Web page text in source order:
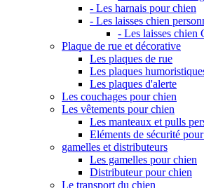
- Les harnais pour chien
- Les laisses chien
- Les laisses chien
Plaque de rue et décorative
Les plaques de rue
Les plaques
Les plaques d'alerte
Les couchages pour chien
Les vêtements pour chien
Les manteaux et pulls
Eléments de sécurité
gamelles et distributeurs
Les gamelles pour chien
Distributeur pour chien
Le transport du chien